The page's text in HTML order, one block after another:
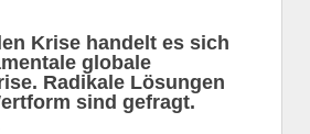
Krise handelt es sich
globale
Radikale Lösungen
sind gefragt.